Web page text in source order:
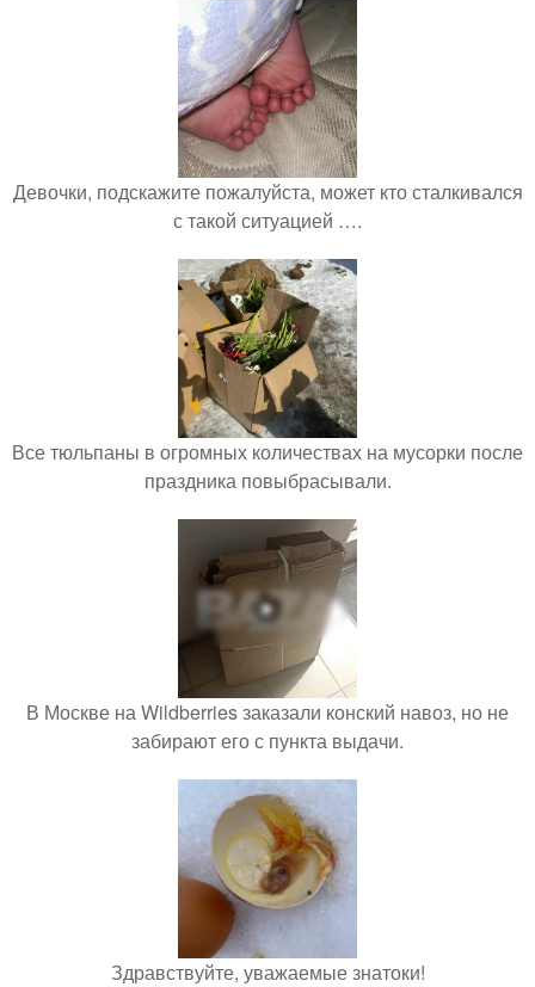
Девочки, подскажите пожалуйста, может кто сталкивался
с такой ситуацией ….
Все тюльпаны в огромных количествах на мусорки после
праздника повыбрасывали.
В Москве на Wildberries заказали конский навоз, но не
забирают его с пункта выдачи.
Здравствуйте, уважаемые знатоки!